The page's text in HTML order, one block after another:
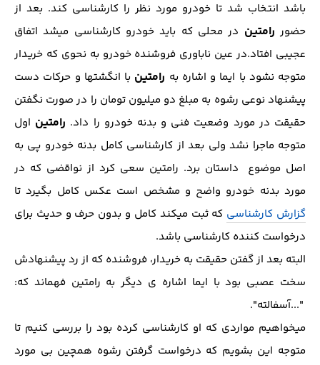
باشد انتخاب شد تا خودرو مورد نظر را کارشناسی کند. بعد از
حضور رامتین در محلی که باید خودرو کارشناسی میشد اتفاق
عجیبی افتاد.در عین ناباوری فروشنده خودرو به نحوی که خریدار
متوجه نشود با ایما و اشاره به رامتین با انگشتها و حرکات دست
پیشنهاد نوعی رشوه به مبلغ دو میلیون تومان را در صورت نگفتن
حقیقت در مورد وضعیت فنی و بدنه خودرو را داد. رامتین اول
متوجه ماجرا نشد ولی بعد از کارشناسی کامل بدنه خودرو پی به
اصل موضوع داستان برد. رامتین سعی کرد از نواقضی که در
مورد بدنه خودرو واضح و مشخص است عکس کامل بگیرد تا
گزارش کارشناسی که ثبت میکند کامل و بدون حرف و حدیث برای
درخواست کننده کارشناسی باشد.
البته بعد از گفتن حقیقت به خریدار، فروشنده که از رد پیشنهادش
سخت عصبی بود با ایما اشاره ی دیگر به رامتین فهماند که:
"...آسفالته".
میخواهیم مواردی که او کارشناسی کرده بود را بررسی کنیم تا
متوجه این بشویم که درخواست گرفتن رشوه همچین بی مورد